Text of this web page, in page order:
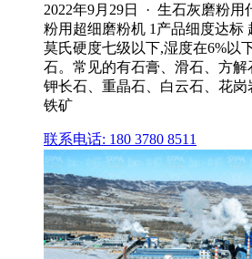
2022年9月29日 · 生石灰磨粉用
粉用超细磨粉机 1产品细度达标
莫氏硬度七级以下,湿度在6%以
石。常见的有石膏、滑石、方解
钾长石、重晶石、白云石、花岗
铁矿
联系电话: 180 3780 8511